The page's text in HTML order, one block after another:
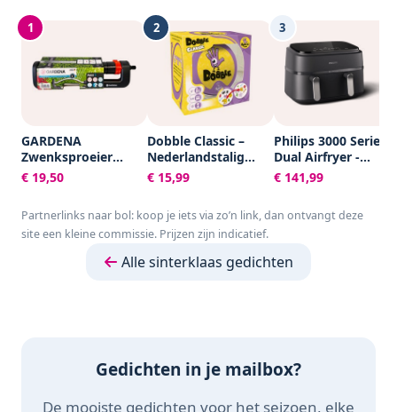
1
GARDENA
Zwenksproeier
Aqua S -
Tuinsproeier - 90 tot
€ 19,50
2
Dobble Classic –
Nederlandstalig
Kaartspel voor 2 tot
8 spelers - Leuk
jaar - Het
razendsnelle
hele gezin
€ 15,99
3
Philips 3000 Series
Dual Airfryer -
NA351/00 - Dubbele
Mand - 9L - Tot 6
Zwart/Zilver
€ 141,99
Partnerlinks naar bol: koop je iets via zo’n link, dan ontvangt deze
site een kleine commissie. Prijzen zijn indicatief.
Alle sinterklaas gedichten
Gedichten in je mailbox?
De mooiste gedichten voor het seizoen, elke